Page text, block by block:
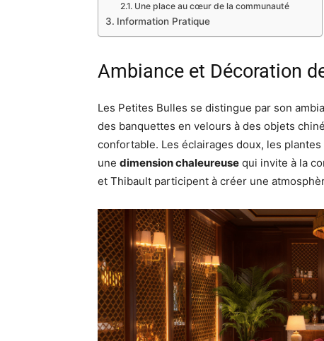
Une place au cœur de la communauté
Information Pratique
Ambiance et Décoration
Les Petites Bulles se distingue par son
des banquettes en velours à des objets
confortable. Les éclairages doux, les
une dimension chaleureuse qui invite à la
et Thibault participent à créer une